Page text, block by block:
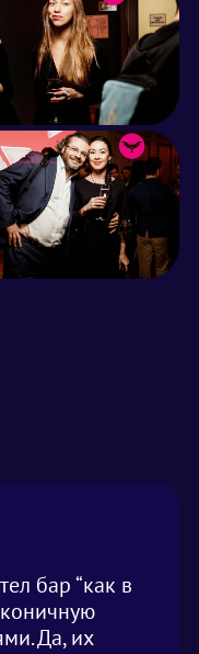
бар “как в
Да, их